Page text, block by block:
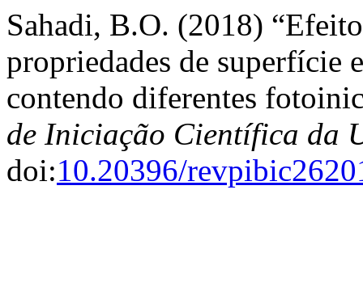
Sahadi, B.O. (2018)
propriedades de superfície
contendo diferentes
de Iniciação Científica da
doi:10.20396/